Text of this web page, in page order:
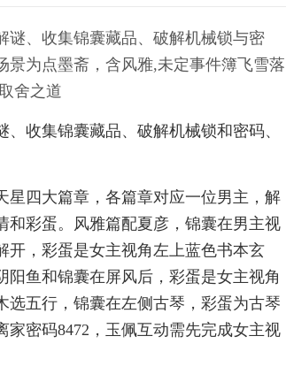
谜、收集锦囊藏品、破解机械锁与密
为点墨斋，含风雅,未定事件簿飞雪落
舍之道
收集锦囊藏品、破解机械锁和密码、
星四大篇章，各篇章对应一位男主，解
和彩蛋。风雅篇配夏彦，锦囊在男主视
开，彩蛋是女主视角左上蓝色书本玄
阳鱼和锦囊在屏风后，彩蛋是女主视角
五行，锦囊在左侧古琴，彩蛋为古琴
密码8472，玉佩互动需先完成女主视